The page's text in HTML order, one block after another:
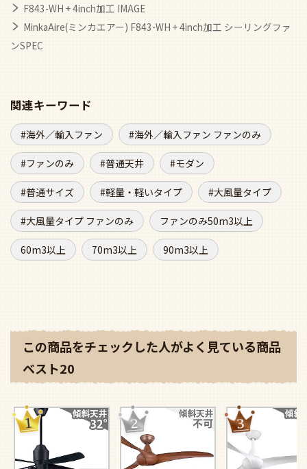
F843-WH + 4inch加工 IMAGE
MinkaAire(ミンカエアー) F843-WH + 4inch加工 シーリングファ
ンSPEC
関連キーワード
海外／輸入ファン 海外／輸入ファン ファンのみ
ファンのみ 普通天井 モダン
普通サイズ 軽量・軽いタイプ 大風量タイプ
大風量タイプ ファンのみ ファンのみ50m3以上
60m3以上 70m3以上 90m3以上
この商品をチェックした人がよく見ている商品
ベスト20